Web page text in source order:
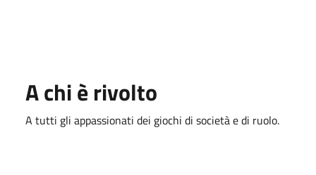
A chi è rivolto
A tutti gli appassionati dei giochi di società e di ruolo.